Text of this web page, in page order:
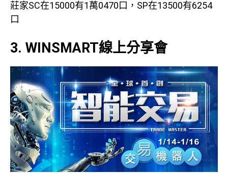
莊家SC在15000有1萬0470口，SP在13500有6254
口
3. WINSMART線上分享會